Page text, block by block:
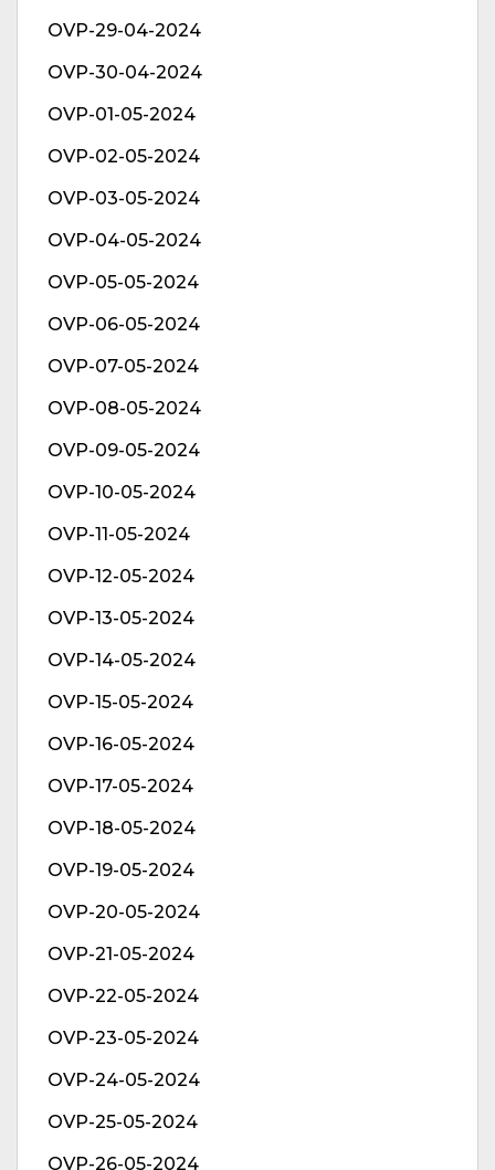
OVP-29-04-2024
OVP-30-04-2024
OVP-01-05-2024
OVP-02-05-2024
OVP-03-05-2024
OVP-04-05-2024
OVP-05-05-2024
OVP-06-05-2024
OVP-07-05-2024
OVP-08-05-2024
OVP-09-05-2024
OVP-10-05-2024
OVP-11-05-2024
OVP-12-05-2024
OVP-13-05-2024
OVP-14-05-2024
OVP-15-05-2024
OVP-16-05-2024
OVP-17-05-2024
OVP-18-05-2024
OVP-19-05-2024
OVP-20-05-2024
OVP-21-05-2024
OVP-22-05-2024
OVP-23-05-2024
OVP-24-05-2024
OVP-25-05-2024
OVP-26-05-2024